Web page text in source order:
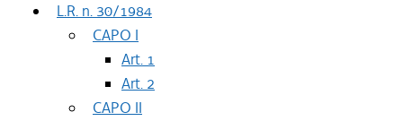
L.R. n. 30/1984
CAPO I
Art. 1
Art. 2
CAPO II